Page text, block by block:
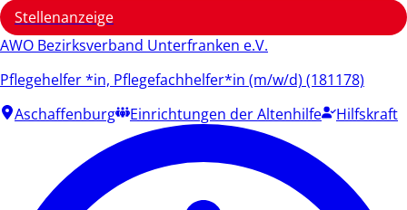
Stellenanzeige
AWO Bezirksverband Unterfranken e.V.
Pflegehelfer *in, Pflegefachhelfer*in (m/w/d) (181178)
Aschaffenburg
Einrichtungen der Altenhilfe Hilfskraft